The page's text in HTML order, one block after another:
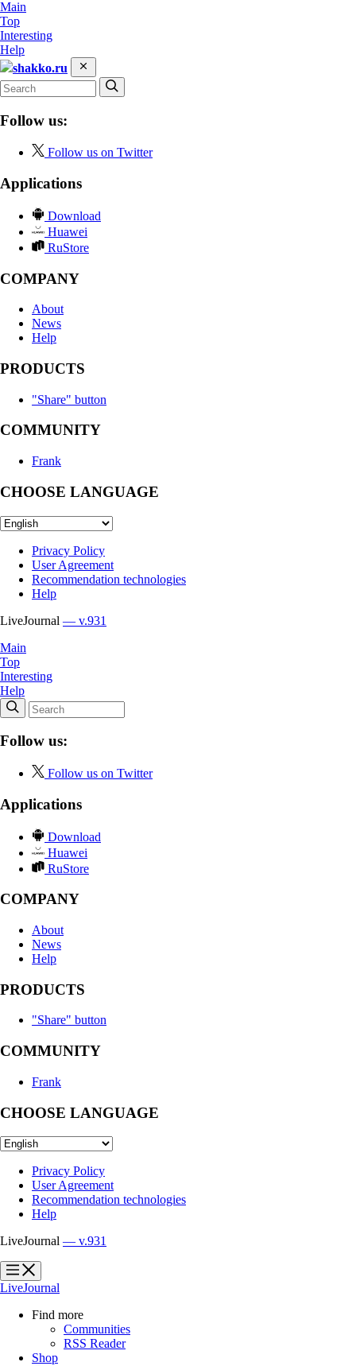
Main
Top
Interesting
Help
shakko.ru
Follow us:
Follow us on Twitter
Applications
Download
Huawei
RuStore
COMPANY
About
News
Help
PRODUCTS
"Share" button
COMMUNITY
Frank
CHOOSE LANGUAGE
Privacy Policy
User Agreement
Recommendation technologies
Help
LiveJournal — v.931
Main
Top
Interesting
Help
Follow us:
Follow us on Twitter
Applications
Download
Huawei
RuStore
COMPANY
About
News
Help
PRODUCTS
"Share" button
COMMUNITY
Frank
CHOOSE LANGUAGE
Privacy Policy
User Agreement
Recommendation technologies
Help
LiveJournal — v.931
?
?
LiveJournal
Find more
Communities
RSS Reader
Shop